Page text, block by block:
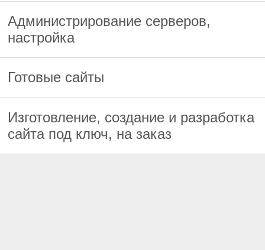
Администрирование серверов,
настройка
Готовые сайты
Изготовление, создание и разработка
сайта под ключ, на заказ